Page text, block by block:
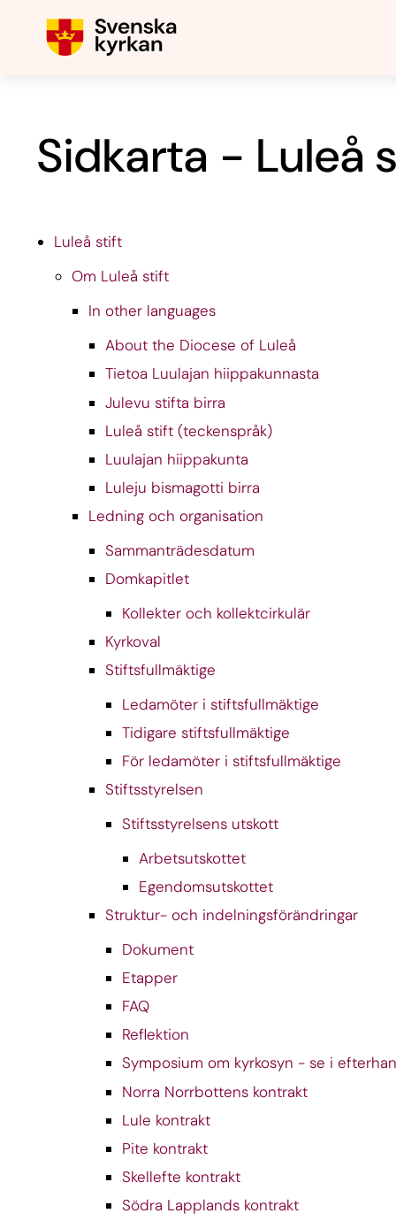
Sidkarta - Luleå
Luleå stift
Om Luleå stift
In other languages
About the Diocese of Luleå
Tietoa Luulajan hiippakunnasta
Julevu stifta birra
Luleå stift (teckenspråk)
Luulajan hiippakunta
Luleju bismagotti birra
Ledning och organisation
Sammanträdesdatum
Domkapitlet
Kollekter och kollektcirkulär
Kyrkoval
Stiftsfullmäktige
Ledamöter i stiftsfullmäktige
Tidigare stiftsfullmäktige
För ledamöter i stiftsfullmäktige
Stiftsstyrelsen
Stiftsstyrelsens utskott
Arbetsutskottet
Egendomsutskottet
Struktur- och indelningsförändringar
Dokument
Etapper
FAQ
Reflektion
Symposium om kyrkosyn - se i
Norra Norrbottens kontrakt
Lule kontrakt
Pite kontrakt
Skellefte kontrakt
Södra Lapplands kontrakt